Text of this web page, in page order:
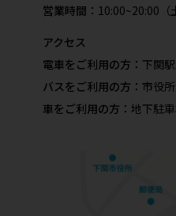
営業時間： 10:00~20:00（
アクセス
電車をご利用の方： 下関
バスをご利用の方： 市役
車をご利用の方： 地下駐車